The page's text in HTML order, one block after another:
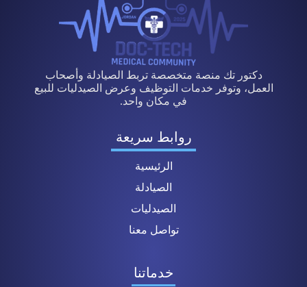
دكتور تك منصة متخصصة تربط الصيادلة وأصحاب
العمل، وتوفر خدمات التوظيف وعرض الصيدليات للبيع
في مكان واحد.
روابط سريعة
الرئيسية
الصيادلة
الصيدليات
تواصل معنا
خدماتنا